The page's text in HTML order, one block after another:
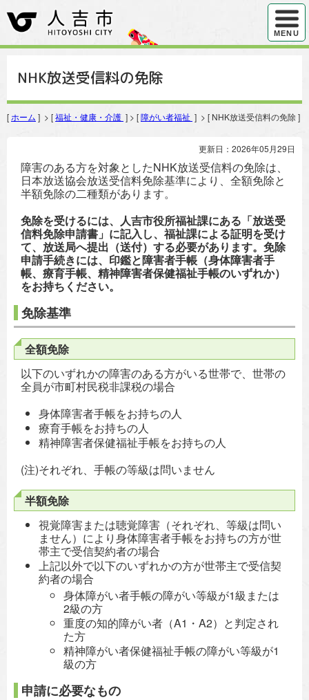
ハンバ
MENU
NHK放送受信料の免除
[ ホーム ] > [福祉・健康・介護 ] > [障がい者福祉 ] > [ NHK放送受信料の免除 ]
更新日：2026年05月29日
障害のある方を対象としたNHK放送受信料の免除は、
日本放送協会放送受信料免除基準により、全額免除と
半額免除の二種類があります。
免除を受けるには、人吉市役所福祉課にある「放送受
信料免除申請書」に記入し、福祉課による証明を受け
て、放送局へ提出（送付）する必要があります。免除
申請手続きには、印鑑と障害者手帳（身体障害者手
帳、療育手帳、精神障害者保健福祉手帳のいずれか）
をお持ちください。
免除基準
全額免除
以下のいずれかの障害のある方がいる世帯で、世帯の
全員が市町村民税非課税の場合
身体障害者手帳をお持ちの人
療育手帳をお持ちの人
精神障害者保健福祉手帳をお持ちの人
(注)それぞれ、手帳の等級は問いません
半額免除
視覚障害または聴覚障害（それぞれ、等級は問い
ません）により身体障害者手帳をお持ちの方が世
帯主で受信契約者の場合
上記以外で以下のいずれかの方が世帯主で受信契
約者の場合
身体障がい者手帳の障がい等級が1級または
2級の方
重度の知的障がい者（A1・A2）と判定され
た方
精神障がい者保健福祉手帳の障がい等級が1
級の方
申請に必要なもの